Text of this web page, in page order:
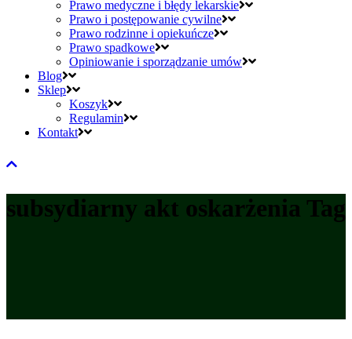
Prawo medyczne i błędy lekarskie
Prawo i postępowanie cywilne
Prawo rodzinne i opiekuńcze
Prawo spadkowe
Opiniowanie i sporządzanie umów
Blog
Sklep
Koszyk
Regulamin
Kontakt
subsydiarny akt oskarżenia Tag